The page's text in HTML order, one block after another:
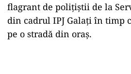
flagrant de polițiștii de la
din cadrul IPJ Galați în timp
pe o stradă din oraș.